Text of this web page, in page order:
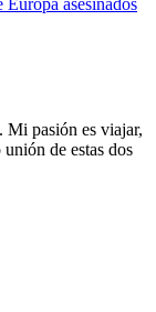
Mi pasión es viajar,
de estas dos